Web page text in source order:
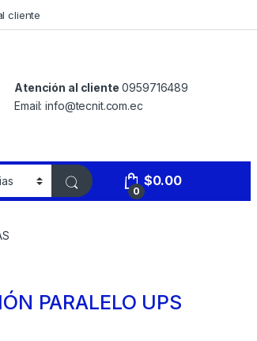
cliente
Atención al cliente 0959716489
Email: info@tecnit.com.ec
0
$0.00
PARALELO UPS